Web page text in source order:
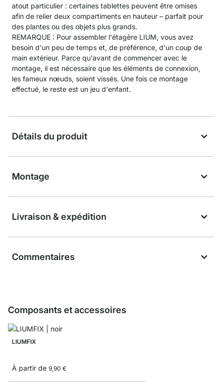
atout particulier : certaines tablettes peuvent être omises
afin de relier deux compartiments en hauteur – parfait pour
des plantes ou des objets plus grands.
REMARQUE : Pour assembler l'étagère LIUM, vous avez
besoin d'un peu de temps et, de préférence, d'un coup de
main extérieur. Parce qu'avant de commencer avec le
montage, il est nécessaire que les éléments de connexion,
les fameux nœuds, soient vissés. Une fois ce montage
effectué, le reste est un jeu d'enfant.
Détails du produit
Montage
Livraison & expédition
Commentaires
Composants et accessoires
LIUMFIX
À partir de 9,90 €